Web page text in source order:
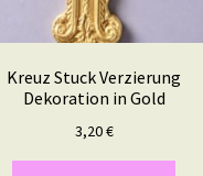
Kreuz Stuck Verzierung
Dekoration in Gold
3,20€